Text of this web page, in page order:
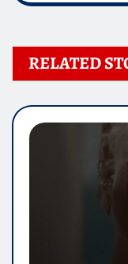
RELATED